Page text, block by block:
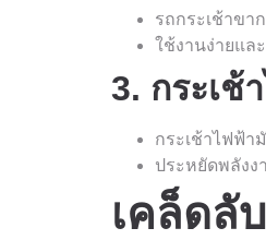
รถกระเช้าขา
ใช้งานง่ายแล
3. กระเช้
กระเช้าไฟฟ้า
ประหยัดพลังง
เคล็ดลั